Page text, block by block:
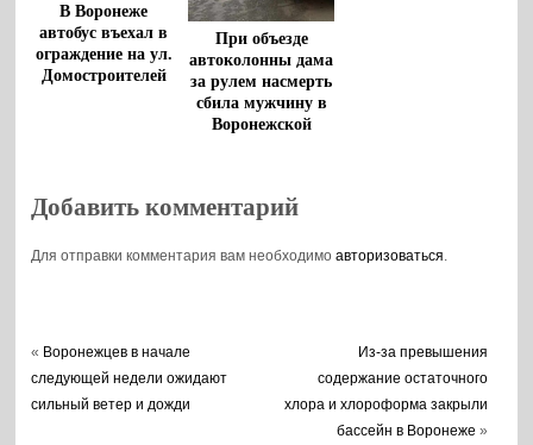
В Воронеже
автобус въехал в
ограждение на ул.
Домостроителей
При объезде
автоколонны дама
за рулем насмерть
сбила мужчину в
Воронежской
Добавить комментарий
Для отправки комментария вам необходимоавторизоваться.
« Воронежцев в начале
следующей недели ожидают
сильный ветер и дожди
Из-за превышения
содержание остаточного
хлора и хлороформа закрыли
бассейн в Воронеже »